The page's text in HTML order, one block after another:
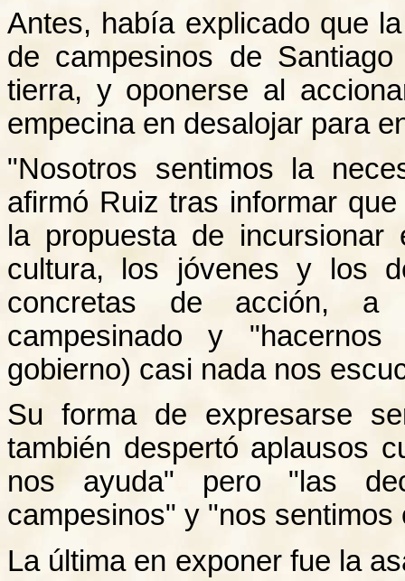
Antes, había explicado que
de campesinos de
tierra, y oponerse al
empecina en desalojar para
"Nosotros sentimos la
afirmó Ruiz tras informar
la propuesta de
cultura, los jóvenes y los
concretas de acción, a
campesinado y
gobierno) casi nada nos
Su forma de expresarse
también despertó aplausos
nos ayuda" pero "las
campesinos" y "nos
La última en exponer fue la